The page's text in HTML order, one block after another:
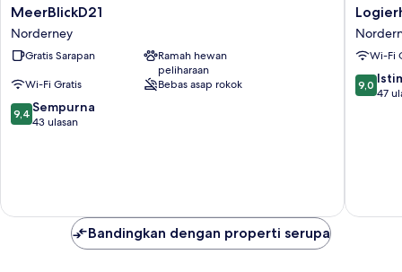
MeerBlickD21
Norderney
MeerBlickD21
Norderney
Gratis Sarapan
Ramah hewan
peliharaan
Wi-Fi Gratis
Bebas asap rokok
9.4
dari
9,4 Sempurna
43 ulasan
Wi-Fi
9.0
dari
9,0
47
Bandingkan dengan properti serupa